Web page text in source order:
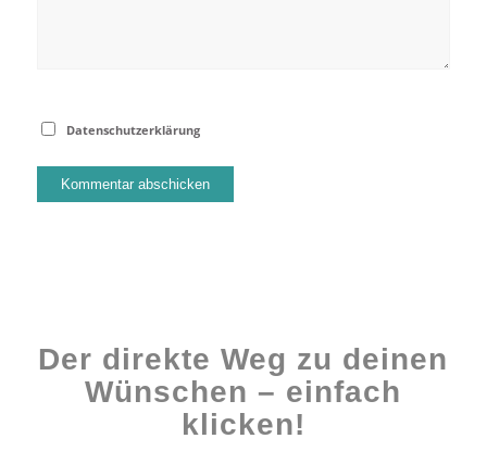
Datenschutzerklärung
Der direkte Weg zu deinen
Wünschen – einfach
klicken!